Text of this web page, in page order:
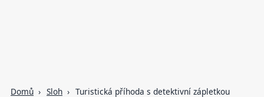
Domů Sloh Turistická příhoda s detektivní zápletkou